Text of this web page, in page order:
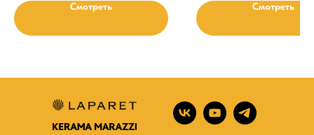
Смотреть Смотреть